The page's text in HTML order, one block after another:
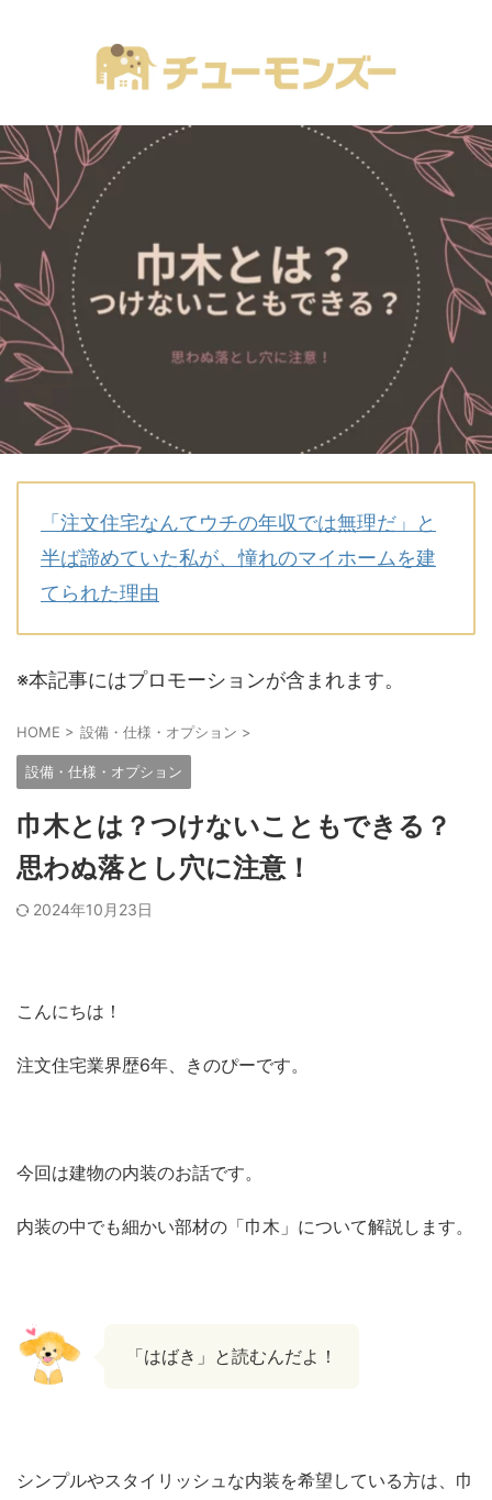
「注文住宅なんてウチの年収では無理だ」と
半ば諦めていた私が、憧れのマイホームを建
てられた理由
※本記事にはプロモーションが含まれます。
HOME > 設備・仕様・オプション >
設備・仕様・オプション
巾木とは？つけないこともできる？
思わぬ落とし穴に注意！
2024年10月23日
こんにちは！
注文住宅業界歴6年、きのぴーです。
今回は建物の内装のお話です。
内装の中でも細かい部材の「巾木」について解説します。
「はばき」と読むんだよ！
シンプルやスタイリッシュな内装を希望している方は、巾